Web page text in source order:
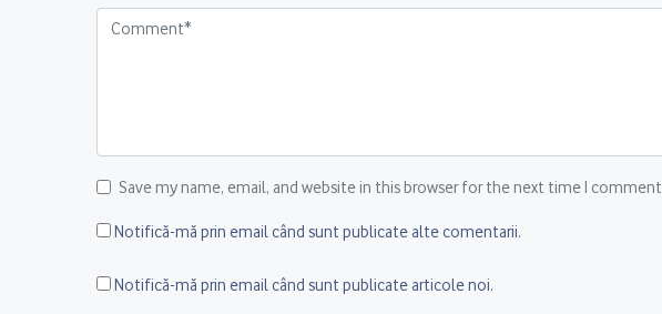
Save my name, email, and website in this browser for the next time I comment
Notifică-mă prin email când sunt publicate alte comentarii.
Notifică-mă prin email când sunt publicate articole noi.